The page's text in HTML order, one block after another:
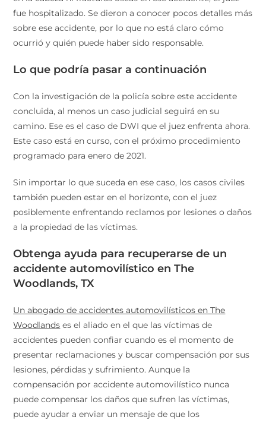
fue hospitalizado. Se dieron a conocer pocos detalles más
sobre ese accidente, por lo que no está claro cómo
ocurrió y quién puede haber sido responsable.
Lo que podría pasar a continuación
Con la investigación de la policía sobre este accidente
concluida, al menos un caso judicial seguirá en su
camino. Ese es el caso de DWI que el juez enfrenta ahora.
Este caso está en curso, con el próximo procedimiento
programado para enero de 2021.
Sin importar lo que suceda en ese caso, los casos civiles
también pueden estar en el horizonte, con el juez
posiblemente enfrentando reclamos por lesiones o daños
a la propiedad de las víctimas.
Obtenga ayuda para recuperarse de un
accidente automovilístico en The
Woodlands, TX
Un abogado de accidentes automovilísticos en The
Woodlands es el aliado en el que las víctimas de
accidentes pueden confiar cuando es el momento de
presentar reclamaciones y buscar compensación por sus
lesiones, pérdidas y sufrimiento. Aunque la
compensación por accidente automovilístico nunca
puede compensar los daños que sufren las víctimas,
puede ayudar a enviar un mensaje de que los